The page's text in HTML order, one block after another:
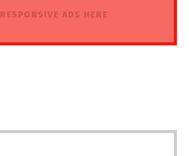
RESPONSIVE ADS HERE